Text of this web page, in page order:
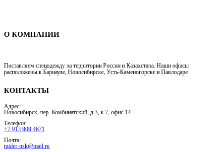
О КОМПАНИИ
Поставляем спецодежду на территории России и Казахстана. Наши офисы
расположены в Барнауле, Новосибирске, Усть-Каменогорске и Павлодаре
КОНТАКТЫ
Адрес:
Новосибирск, пер. Комбинатский, д 3, к 7, офис 14
Телефон:
+7 913 909 4671
Почта:
raider-nsk@mail.ru